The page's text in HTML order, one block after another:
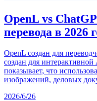
OpenL vs
перевода в 2026
OpenL создан для
создан для
показывает, что
изображений, деловых
2026/6/26